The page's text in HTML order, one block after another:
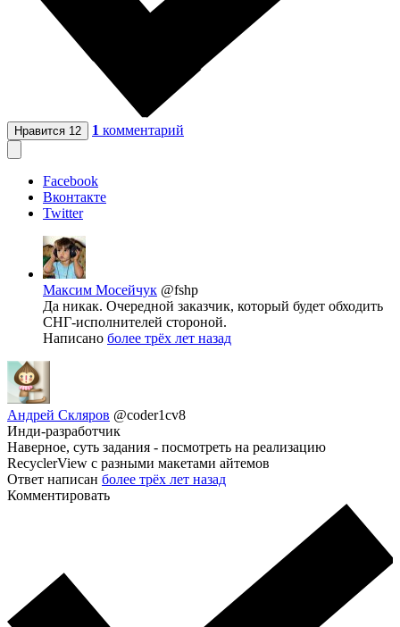
Нравится 12 1 комментарий
Facebook
Вконтакте
Twitter
Максим Мосейчук @fshp
Да никак. Очередной заказчик, который будет обходить
СНГ-исполнителей стороной.
Написано более трёх лет назад
Андрей Скляров @coder1cv8
Инди-разработчик
Наверное, суть задания - посмотреть на реализацию
RecyclerView с разными макетами айтемов
Ответ написан более трёх лет назад
Комментировать